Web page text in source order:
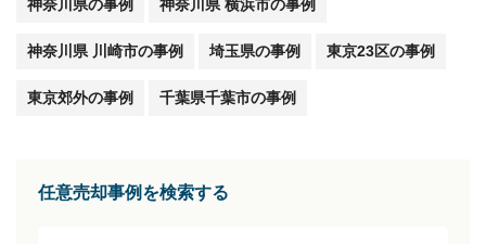
神奈川県の事例 神奈川県 横浜市の事例
神奈川県 川崎市の事例 埼玉県の事例 東京23区の事例
東京郊外の事例 千葉県千葉市の事例
任意売却事例を検索する